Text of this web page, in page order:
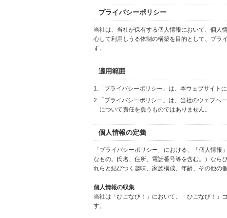
プライバシーポリシー
当社は、当社が保有する個人情報において、個人
心して利用しうる体制の構築を目的として、プラ
す。
適用範囲
1.「プライバシーポリシー」は、本ウェブサイト
2.「プライバシーポリシー」は、当社のウェブペ
について責任を負うものではありません。
個人情報の定義
「プライバシーポリシー」における、「個人情
なもの。氏名、住所、電話番号等を含む。）なら
れらと結びつく趣味、家族構成、年齢、その他の
個人情報の収集
当社は「ひごなび！」において、「ひごなび！」
す。